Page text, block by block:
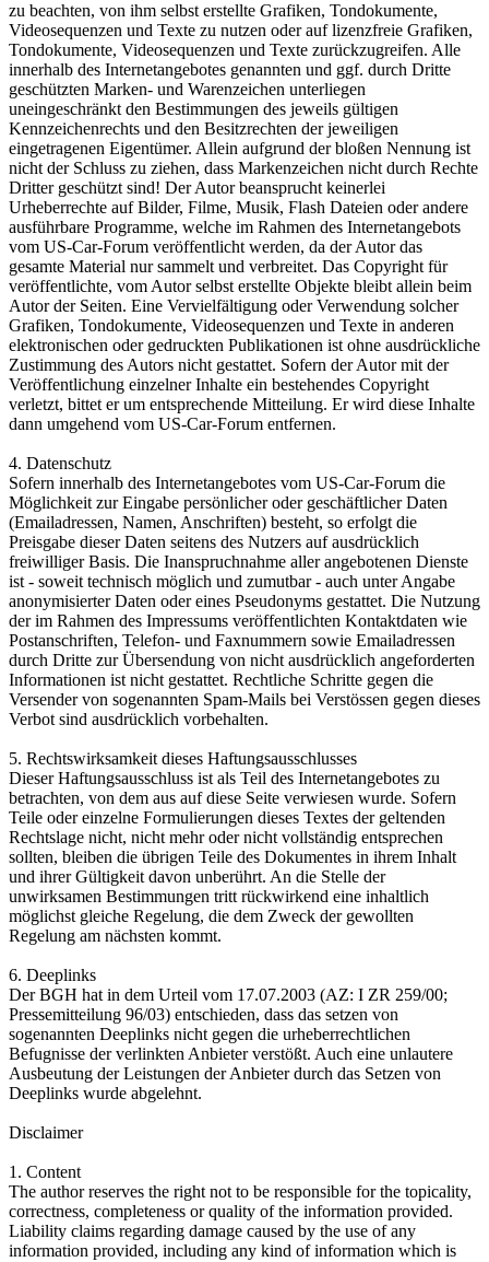
zu beachten, von ihm selbst erstellte Grafiken, Tondokumente,
Videosequenzen und Texte zu nutzen oder auf lizenzfreie Grafiken,
Tondokumente, Videosequenzen und Texte zurückzugreifen. Alle
innerhalb des Internetangebotes genannten und ggf. durch Dritte
geschützten Marken- und Warenzeichen unterliegen
uneingeschränkt den Bestimmungen des jeweils gültigen
Kennzeichenrechts und den Besitzrechten der jeweiligen
eingetragenen Eigentümer. Allein aufgrund der bloßen Nennung ist
nicht der Schluss zu ziehen, dass Markenzeichen nicht durch Rechte
Dritter geschützt sind! Der Autor beansprucht keinerlei
Urheberrechte auf Bilder, Filme, Musik, Flash Dateien oder andere
ausführbare Programme, welche im Rahmen des Internetangebots
vom US-Car-Forum veröffentlicht werden, da der Autor das
gesamte Material nur sammelt und verbreitet. Das Copyright für
veröffentlichte, vom Autor selbst erstellte Objekte bleibt allein beim
Autor der Seiten. Eine Vervielfältigung oder Verwendung solcher
Grafiken, Tondokumente, Videosequenzen und Texte in anderen
elektronischen oder gedruckten Publikationen ist ohne ausdrückliche
Zustimmung des Autors nicht gestattet. Sofern der Autor mit der
Veröffentlichung einzelner Inhalte ein bestehendes Copyright
verletzt, bittet er um entsprechende Mitteilung. Er wird diese Inhalte
dann umgehend vom US-Car-Forum entfernen.
4. Datenschutz
Sofern innerhalb des Internetangebotes vom US-Car-Forum die
Möglichkeit zur Eingabe persönlicher oder geschäftlicher Daten
(Emailadressen, Namen, Anschriften) besteht, so erfolgt die
Preisgabe dieser Daten seitens des Nutzers auf ausdrücklich
freiwilliger Basis. Die Inanspruchnahme aller angebotenen Dienste
ist - soweit technisch möglich und zumutbar - auch unter Angabe
anonymisierter Daten oder eines Pseudonyms gestattet. Die Nutzung
der im Rahmen des Impressums veröffentlichten Kontaktdaten wie
Postanschriften, Telefon- und Faxnummern sowie Emailadressen
durch Dritte zur Übersendung von nicht ausdrücklich angeforderten
Informationen ist nicht gestattet. Rechtliche Schritte gegen die
Versender von sogenannten Spam-Mails bei Verstössen gegen dieses
Verbot sind ausdrücklich vorbehalten.
5. Rechtswirksamkeit dieses Haftungsausschlusses
Dieser Haftungsausschluss ist als Teil des Internetangebotes zu
betrachten, von dem aus auf diese Seite verwiesen wurde. Sofern
Teile oder einzelne Formulierungen dieses Textes der geltenden
Rechtslage nicht, nicht mehr oder nicht vollständig entsprechen
sollten, bleiben die übrigen Teile des Dokumentes in ihrem Inhalt
und ihrer Gültigkeit davon unberührt. An die Stelle der
unwirksamen Bestimmungen tritt rückwirkend eine inhaltlich
möglichst gleiche Regelung, die dem Zweck der gewollten
Regelung am nächsten kommt.
6. Deeplinks
Der BGH hat in dem Urteil vom 17.07.2003 (AZ: I ZR 259/00;
Pressemitteilung 96/03) entschieden, dass das setzen von
sogenannten Deeplinks nicht gegen die urheberrechtlichen
Befugnisse der verlinkten Anbieter verstößt. Auch eine unlautere
Ausbeutung der Leistungen der Anbieter durch das Setzen von
Deeplinks wurde abgelehnt.
Disclaimer
1. Content
The author reserves the right not to be responsible for the topicality,
correctness, completeness or quality of the information provided.
Liability claims regarding damage caused by the use of any
information provided, including any kind of information which is